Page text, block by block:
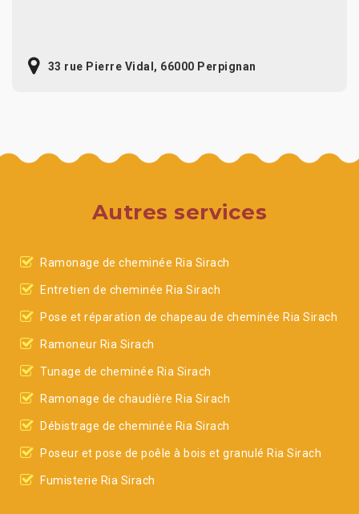
33 rue Pierre Vidal, 66000 Perpignan
Autres services
Ramonage de cheminée Ria Sirach
Entretien de cheminée Ria Sirach
Pose et réparation de chapeau de cheminée Ria Sirach
Ramoneur Ria Sirach
Tunage de cheminée Ria Sirach
Ramonage de chaudière Ria Sirach
Débistrage de cheminée Ria Sirach
Poseur et pose de poêle à bois et granulé Ria Sirach
Fumisterie Ria Sirach